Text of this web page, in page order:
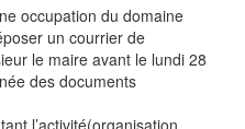
occupation du domaine
un courrier de
le maire avant le lundi 28
des documents
l’activité(organisation,